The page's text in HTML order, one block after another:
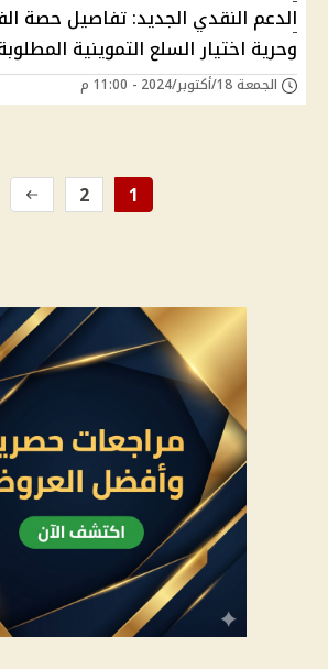
الدعم النقدي الجديد: تفاصيل حصة
وحرية اختيار السلع التموينية
الجمعة 18/أكتوبر/2024 - 11:00 م
1
2